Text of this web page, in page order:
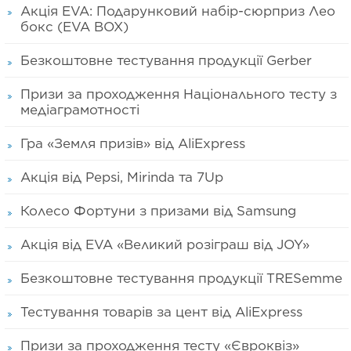
Акція EVA: Подарунковий набір-сюрприз Лео
бокс (EVA BOX)
Безкоштовне тестування продукції Gerber
Призи за проходження Національного тесту з
медіаграмотності
Гра «Земля призів» від AliExpress
Акція від Pepsi, Mirinda та 7Up
Колесо Фортуни з призами від Samsung
Акція від EVA «Великий розіграш від JOY»
Безкоштовне тестування продукції TRESemme
Тестування товарів за цент від AliExpress
Призи за проходження тесту «Євроквіз»